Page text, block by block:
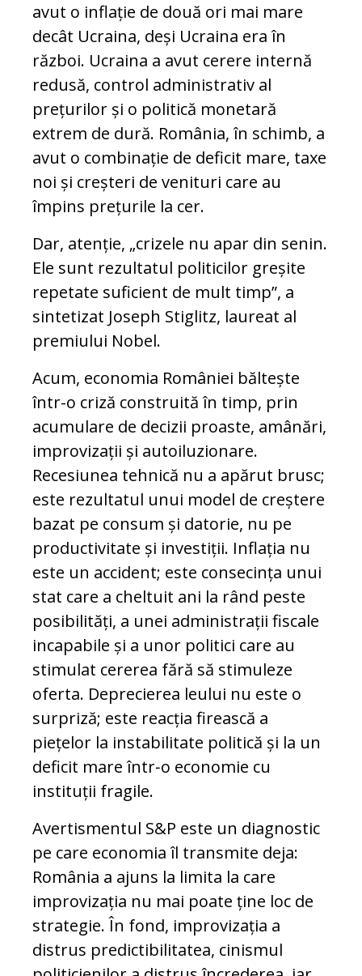
avut o inflație de două ori mai mare
decât Ucraina, deși Ucraina era în
război. Ucraina a avut cerere internă
redusă, control administrativ al
prețurilor și o politică monetară
extrem de dură. România, în schimb, a
avut o combinație de deficit mare, taxe
noi și creșteri de venituri care au
împins prețurile la cer.
Dar, atenție, „crizele nu apar din senin.
Ele sunt rezultatul politicilor greșite
repetate suficient de mult timp”, a
sintetizat Joseph Stiglitz, laureat al
premiului Nobel.
Acum, economia României băltește
într-o criză construită în timp, prin
acumulare de decizii proaste, amânări,
improvizații și autoiluzionare.
Recesiunea tehnică nu a apărut brusc;
este rezultatul unui model de creștere
bazat pe consum și datorie, nu pe
productivitate și investiții. Inflația nu
este un accident; este consecința unui
stat care a cheltuit ani la rând peste
posibilități, a unei administrații fiscale
incapabile și a unor politici care au
stimulat cererea fără să stimuleze
oferta. Deprecierea leului nu este o
surpriză; este reacția firească a
piețelor la instabilitate politică și la un
deficit mare într‑o economie cu
instituții fragile.
Avertismentul S&P este un diagnostic
pe care economia îl transmite deja:
România a ajuns la limita la care
improvizația nu mai poate ține loc de
strategie. În fond, improvizația a
distrus predictibilitatea, cinismul